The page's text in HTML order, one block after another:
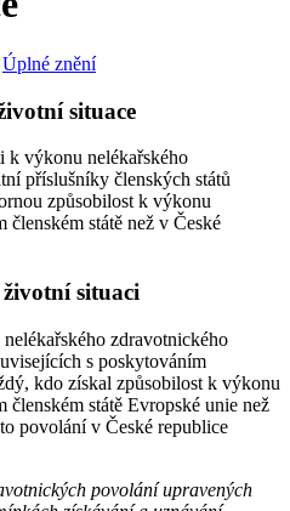
Úplné znění
situace
k výkonu nelékařského
příslušníky členských států
způsobilost k výkonu
státě než v České
situaci
zdravotnického
s poskytováním
kdo získal způsobilost k výkonu
státě Evropské unie než
povolání v České republice
povolání upravených